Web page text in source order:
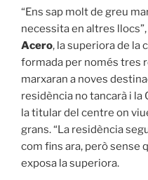
“Ens sap molt de greu
necessita en altres
Acero, la superiora de la
formada per només tres
marxaran a noves
residència no tancarà i
la titular del centre on
grans. “La residència
com fins ara, però sense
exposa la superiora.